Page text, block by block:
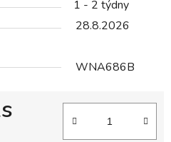
1 - 2 týdny
28.8.2026
WNA686B